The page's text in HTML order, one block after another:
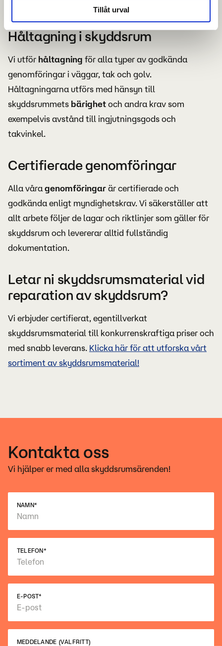
Tillåt urval
infästningarna uppfyller myndighetskrav.
Håltagning i skyddsrum
Vi utför håltagning för alla typer av godkända
genomföringar i väggar, tak och golv.
Håltagningarna utförs med hänsyn till
skyddsrummets bärighet och andra krav som
exempelvis avstånd till ingjutningsgods och
takvinkel.
Certifierade genomföringar
Alla våra genomföringar är certifierade och
godkända enligt myndighetskrav. Vi säkerställer att
allt arbete följer de lagar och riktlinjer som gäller för
skyddsrum och levererar alltid fullständig
dokumentation.
Letar ni skyddsrumsmaterial vid
reparation av skyddsrum?
Vi erbjuder certifierat, egentillverkat
skyddsrumsmaterial till konkurrenskraftiga priser och
med snabb leverans. Klicka här för att utforska vårt
sortiment av skyddsrumsmaterial!
Kontakta oss
Vi hjälper er med alla skyddsrumsärenden!
NAMN*
TELEFON*
E-POST*
MEDDELANDE (VALFRITT)